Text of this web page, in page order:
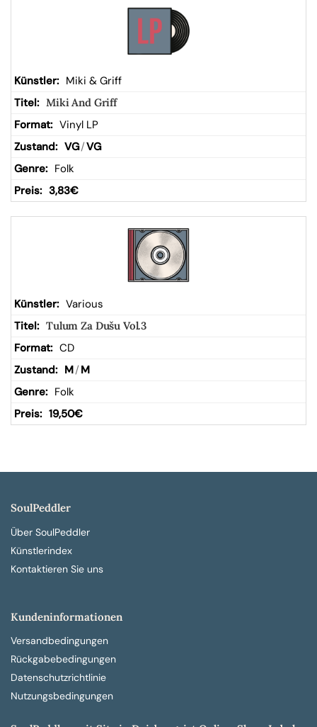
Miki & Griff
Miki And Griff
Vinyl LP
VG/VG
Folk
3,83€
Various
Tulum Za Dušu Vol.3
CD
M/ M
Folk
19,50€
SoulPeddler
Über SoulPeddler
Künstlerindex
Kontaktieren Sie uns
Kundeninformationen
Versandbedingungen
Rückgabebedingungen
Datenschutzrichtlinie
Nutzungsbedingungen